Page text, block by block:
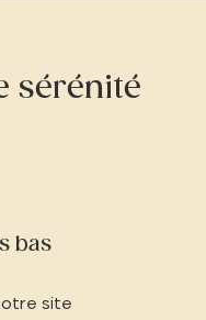
sérénité
bas
site